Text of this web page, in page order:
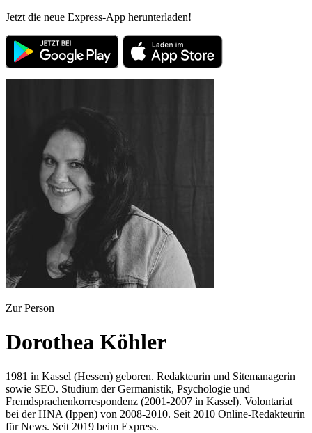
Jetzt die neue Express-App herunterladen!
Zur Person
Dorothea Köhler
1981 in Kassel (Hessen) geboren. Redakteurin und Sitemanagerin
sowie SEO. Studium der Germanistik, Psychologie und
Fremdsprachenkorrespondenz (2001-2007 in Kassel). Volontariat
bei der HNA (Ippen) von 2008-2010. Seit 2010 Online-Redakteurin
für News. Seit 2019 beim Express.